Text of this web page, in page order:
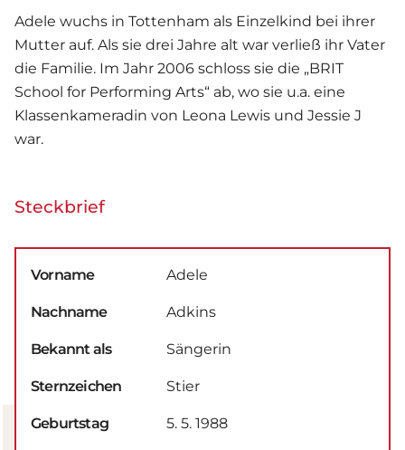
Adele wuchs in Tottenham als Einzelkind bei ihrer
Mutter auf. Als sie drei Jahre alt war verließ ihr Vater
die Familie. Im Jahr 2006 schloss sie die „BRIT
School for Performing Arts“ ab, wo sie u.a. eine
Klassenkameradin von Leona Lewis und Jessie J
war.
Steckbrief
Vorname Adele
Nachname Adkins
Bekannt als Sängerin
Sternzeichen Stier
Geburtstag 5. 5. 1988